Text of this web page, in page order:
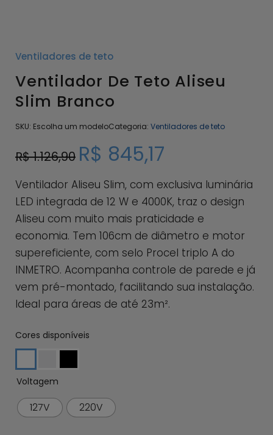
Ventiladores de teto
Ventilador De Teto Aliseu
Slim Branco
SKU: Escolha um modeloCategoria: Ventiladores de teto
R$1.126,90 R$ 845,17
Ventilador Aliseu Slim, com exclusiva luminária
LED integrada de 12 W e 4000K, traz o design
Aliseu com muito mais praticidade e
economia. Tem 106cm de diâmetro e motor
supereficiente, com selo Procel triplo A do
INMETRO. Acompanha controle de parede e já
vem pré-montado, facilitando sua instalação.
Ideal para áreas de até 23m².
Cores disponíveis
Voltagem
127V 220V